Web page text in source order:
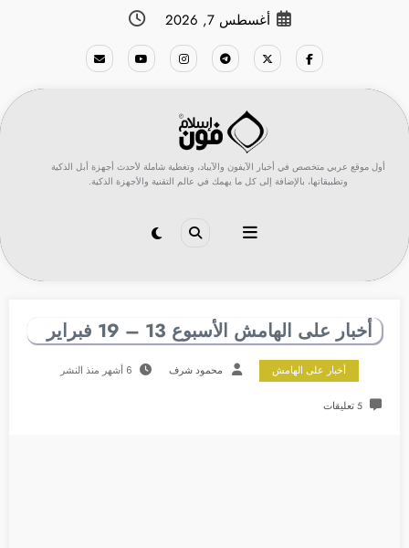
أغسطس 7, 2026
أول موقع عربي متخصص في أخبار الآيفون والآيباد، وتغطية شاملة لأحدث أجهزة أبل الذكية
وتطبيقاتها، بالإضافة إلى كل ما يهمك في عالم التقنية والأجهزة الذكية.
أخبار على الهامش الأسبوع 13 – 19 فبراير
أخبار على الهامش محمود شرف 6 أشهر منذ النشر
5 تعليقات